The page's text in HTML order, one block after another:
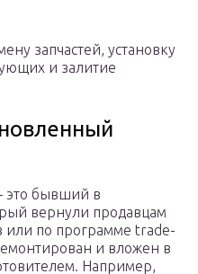
запчастей, установку
и залитие
это бывший в
вернули продавцам
или по программе trade-
и вложен в
Например,